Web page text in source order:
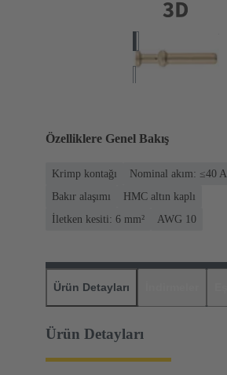
Özelliklere Genel Bakış
Krimp kontağı Nominal akım: ≤40 A
Bakır alaşımı
HMC altın kaplı
İletken kesiti: 6 mm²
AWG 10
Ürün Detayları
Ürün Detayları